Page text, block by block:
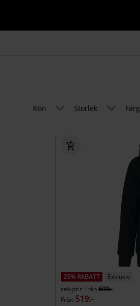
Kön Storlek Färg
25% RABATT
Exklusiv
rek-pris Från699:-
Från 519:-